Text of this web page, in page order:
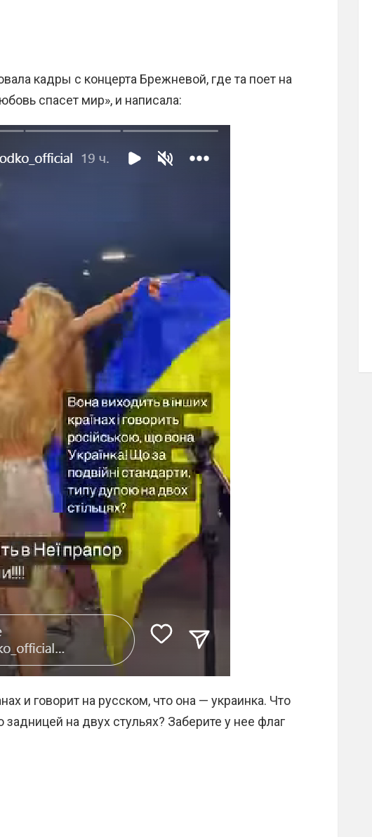
кадры с концерта Брежневой, где та поет на
спасет мир», и написала:
и говорит на русском, что она — украинка. Что
на двух стульях? Заберите у нее флаг